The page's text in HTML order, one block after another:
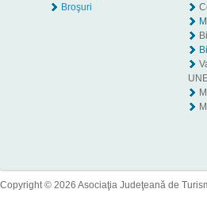
Broşuri
Copyright © 2026 Asociaţia Judeţeană de